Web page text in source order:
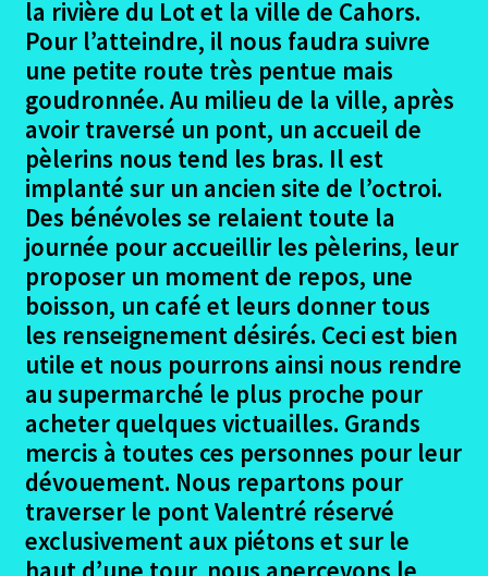
Le Gréalou – St Jean de Laur
Le Gréalou – St Jean de Laur photos
St Jean de Laur – Varaire
St Jean de Laur – Varaire photos
Varaire – La Burgade (L’Escalié)
Varaire – La Burgade photos
La Burgade – La Rozière (Les Mathieux)
La Burgade – La Rozière photos
La Rozière – Lascabanes
La Rozière – Lascabanes Photos
la rivière du Lot et la ville de Cahors.
Pour l’atteindre, il nous faudra suivre
une petite route très pentue mais
goudronnée. Au milieu de la ville, après
avoir traversé un pont, un accueil de
pèlerins nous tend les bras. Il est
implanté sur un ancien site de l’octroi.
Des bénévoles se relaient toute la
journée pour accueillir les pèlerins, leur
proposer un moment de repos, une
boisson, un café et leurs donner tous
les renseignement désirés. Ceci est bien
utile et nous pourrons ainsi nous rendre
au supermarché le plus proche pour
acheter quelques victuailles. Grands
mercis à toutes ces personnes pour leur
dévouement. Nous repartons pour
traverser le pont Valentré réservé
exclusivement aux piétons et sur le
haut d’une tour, nous apercevons le